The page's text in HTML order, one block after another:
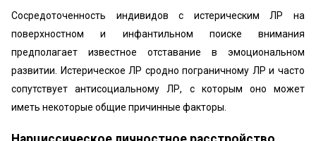
Сосредоточенность индивидов с истерическим ЛР на
поверхностном и инфантильном поиске внимания
предполагает известное отставание в эмоциональном
развитии. Истерическое ЛР сродно пограничному ЛР и часто
сопутствует антисоциальному ЛР, с которым оно может
иметь некоторые общие причинные факторы.